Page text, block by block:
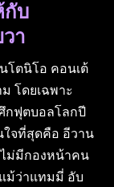
กับ
า
โตนิโอ คอนเต้
โดยเฉพาะ
กฟุตบอลโลกปี
ใจที่สุดคือ อีวาน
ม่มีกองหน้าคน
ม้ว่าแทมมี่ อับ